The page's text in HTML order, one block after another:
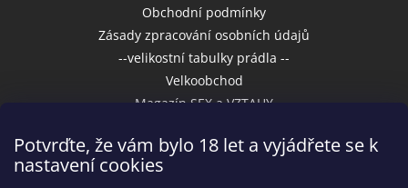
Potvrďte, že vám bylo 18 let a vyjádřete se k
nastavení cookies
Obchodní podmínky
Zásady zpracování osobních údajů
--velikostní tabulky prádla --
Velkoobchod
Magazín SEX a VZTAHY